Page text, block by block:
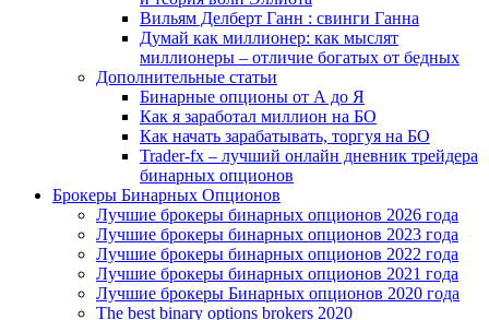
Вильям Делберт Ганн : свинги Ганна
Думай как миллионер: как мыслят
миллионеры – отличие богатых от бедных
Дополнительные статьи
Бинарные опционы от А до Я
Как я заработал миллион на БО
Как начать зарабатывать, торгуя на БО
Trader-fx – лучший онлайн дневник трейдера
бинарных опционов
Брокеры Бинарных Опционов
Лучшие брокеры бинарных опционов 2026 года
Лучшие брокеры бинарных опционов 2023 года
Лучшие брокеры бинарных опционов 2022 года
Лучшие брокеры бинарных опционов 2021 года
Лучшие брокеры Бинарных опционов 2020 года
The best binary options brokers 2020